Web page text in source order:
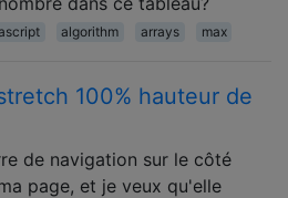
algorithm arrays max
100% hauteur de
de navigation sur le côté
page, et je veux qu'elle